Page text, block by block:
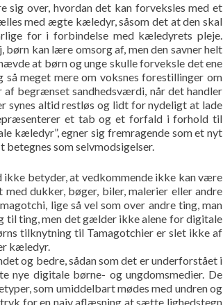
sig over, hvordan det kan forveksles med et
med ægte kæledyr, såsom det at den skal
for i forbindelse med kæledyrets pleje.
kan lære omsorg af, men den savner helt
at børn og unge skulle forveksle det ene
meget mere om voksnes forestillinger om
af begrænset sandhedsværdi, når det handler
synes altid restløs og lidt for nydeligt at lade
et tab og et forfald i forhold til
kæledyr”, egner sig fremragende som et nyt
som selvmodsigelser.
betyder, at vedkommende ikke kan være
dukker, bøger, biler, malerier eller andre
lige så vel som over andre ting, man
til ting, men det gælder ikke alene for digitale
tilknytning til Tamagotchier er slet ikke af
kæledyr.
og bedre, sådan som det er underforstået i
nye digitale børne- og ungdomsmedier. De
som umiddelbart mødes med undren og
for en naiv aflæsning at sætte lighedstegn